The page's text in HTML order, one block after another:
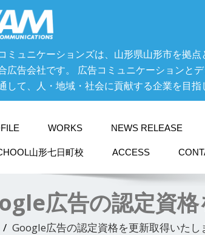
ミュニケーションズは、山形県山形市を拠
広告会社です。 広告コミュニケーションと
して、人・地域・社会に貢献する企業を目指
WORKS NEWS RELEASE
山形七日町校 ACCESS
広告の認定資格
Google広告の認定資格を更新取得いたし